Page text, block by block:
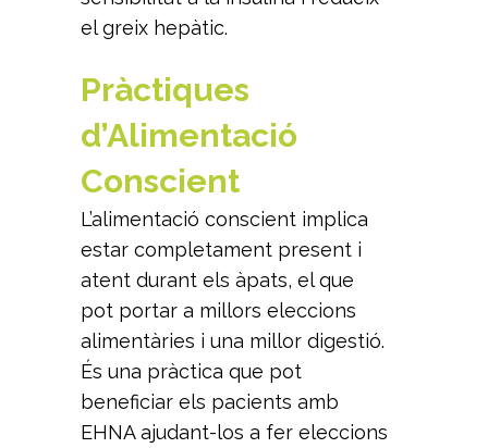
el greix hepàtic.
Pràctiques
d’Alimentació
Conscient
L’alimentació conscient implica
estar completament present i
atent durant els àpats, el que
pot portar a millors eleccions
alimentàries i una millor digestió.
És una pràctica que pot
beneficiar els pacients amb
EHNA ajudant-los a fer eleccions